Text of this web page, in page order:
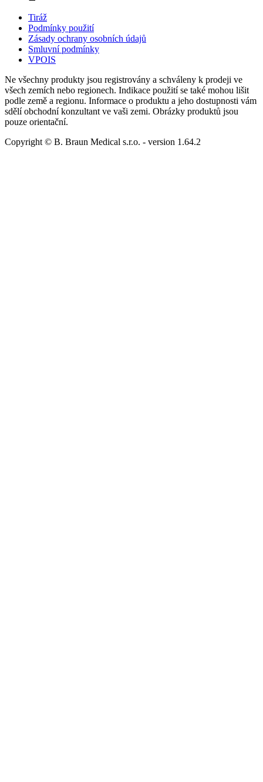
Tiráž
Podmínky použití
Zásady ochrany osobních údajů
Smluvní podmínky
VPOIS
Ne všechny produkty jsou registrovány a schváleny k prodeji ve
všech zemích nebo regionech. Indikace použití se také mohou lišit
podle země a regionu. Informace o produktu a jeho dostupnosti vám
sdělí obchodní konzultant ve vaši zemi. Obrázky produktů jsou
pouze orientační.
Copyright © B. Braun Medical s.r.o. - version 1.64.2